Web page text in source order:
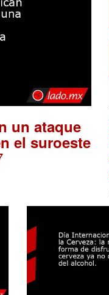
un ataque
el suroeste